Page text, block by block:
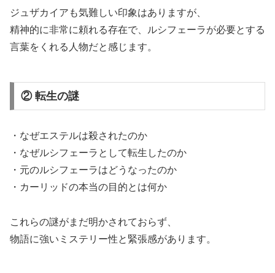
ジュザカイアも気難しい印象はありますが、
精神的に非常に頼れる存在で、ルシフェーラが必要とする
言葉をくれる人物だと感じます。
② 転生の謎
・なぜエステルは殺されたのか
・なぜルシフェーラとして転生したのか
・元のルシフェーラはどうなったのか
・カーリッドの本当の目的とは何か
これらの謎がまだ明かされておらず、
物語に強いミステリー性と緊張感があります。